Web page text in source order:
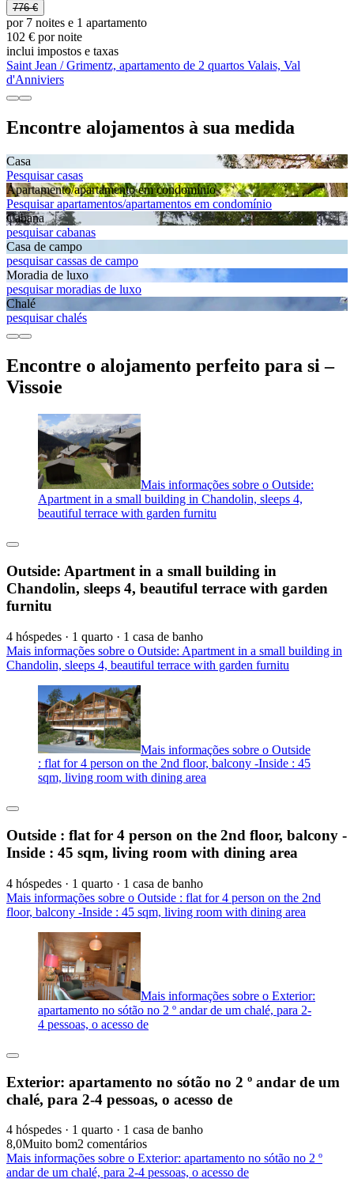
776 €
por 7 noites e 1 apartamento
102 € por noite
inclui impostos e taxas
Saint Jean / Grimentz, apartamento de 2 quartos Valais, Val
d'Anniviers
Encontre alojamentos à sua medida
Casa
Pesquisar casas
Apartamento/apartamento em condomínio
Pesquisar apartamentos/apartamentos em condomínio
Cabana
pesquisar cabanas
Casa de campo
pesquisar cassas de campo
Moradia de luxo
pesquisar moradias de luxo
Chalé
pesquisar chalés
Encontre o alojamento perfeito para si –
Vissoie
Mais informações sobre o Outside:
Apartment in a small building in Chandolin, sleeps 4,
beautiful terrace with garden furnitu
Outside: Apartment in a small building in
Chandolin, sleeps 4, beautiful terrace with garden
furnitu
4 hóspedes · 1 quarto · 1 casa de banho
Mais informações sobre o Outside: Apartment in a small building in
Chandolin, sleeps 4, beautiful terrace with garden furnitu
Mais informações sobre o Outside
: flat for 4 person on the 2nd floor, balcony -Inside : 45
sqm, living room with dining area
Outside : flat for 4 person on the 2nd floor, balcony -
Inside : 45 sqm, living room with dining area
4 hóspedes · 1 quarto · 1 casa de banho
Mais informações sobre o Outside : flat for 4 person on the 2nd
floor, balcony -Inside : 45 sqm, living room with dining area
Mais informações sobre o Exterior:
apartamento no sótão no 2 º andar de um chalé, para 2-
4 pessoas, o acesso de
Exterior: apartamento no sótão no 2 º andar de um
chalé, para 2-4 pessoas, o acesso de
4 hóspedes · 1 quarto · 1 casa de banho
8,0Muito bom2 comentários
Mais informações sobre o Exterior: apartamento no sótão no 2 º
andar de um chalé, para 2-4 pessoas, o acesso de